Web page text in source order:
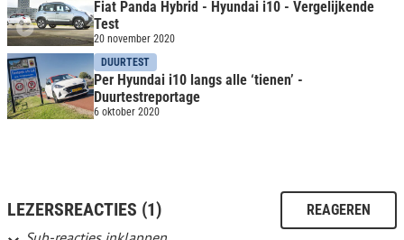
Fiat Panda Hybrid - Hyundai i10 - Vergelijkende
Test
20 november 2020
DUURTEST
Per Hyundai i10 langs alle ‘tienen’ -
Duurtestreportage
6 oktober 2020
LEZERSREACTIES (1) REAGEREN